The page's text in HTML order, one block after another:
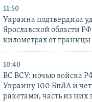
11:50
Украина подтвердила
Ярославской области
километрах от границы
10:40
ВС ВСУ: ночью войска
Украину 100 БпЛА и
ракетами, часть из них